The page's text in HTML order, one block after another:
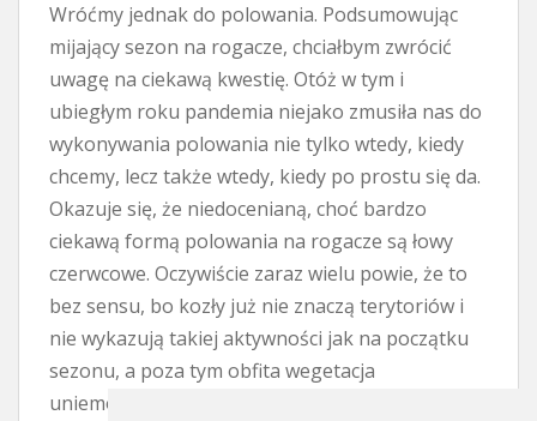
Wróćmy jednak do polowania. Podsumowując
mijający sezon na rogacze, chciałbym zwrócić
uwagę na ciekawą kwestię. Otóż w tym i
ubiegłym roku pandemia niejako zmusiła nas do
wykonywania polowania nie tylko wtedy, kiedy
chcemy, lecz także wtedy, kiedy po prostu się da.
Okazuje się, że niedocenianą, choć bardzo
ciekawą formą polowania na rogacze są łowy
czerwcowe. Oczywiście zaraz wielu powie, że to
bez sensu, bo kozły już nie znaczą terytoriów i
nie wykazują takiej aktywności jak na początku
sezonu, a poza tym obfita wegetacja
uniemożliwia zdobycie trofeum. To wszystko po